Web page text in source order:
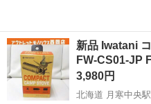
新品 Iwatani
FW-CS01-JP
3,980円
北海道 月寒中央駅